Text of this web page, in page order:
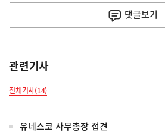
댓글보기
관련기사
전체기사(14)
유네스코 사무총장 접견